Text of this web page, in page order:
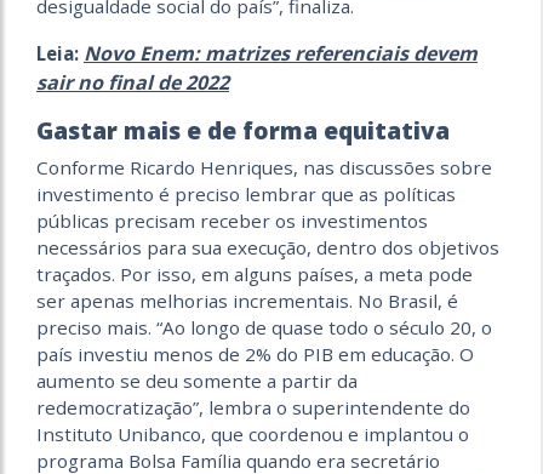
desigualdade social do país”, finaliza.
Leia: Novo Enem: matrizes referenciais devem
sair no final de 2022
Gastar mais e de forma equitativa
Conforme Ricardo Henriques, nas discussões sobre
investimento é preciso lembrar que as políticas
públicas precisam receber os investimentos
necessários para sua execução, dentro dos objetivos
traçados. Por isso, em alguns países, a meta pode
ser apenas melhorias incrementais. No Brasil, é
preciso mais. “Ao longo de quase todo o século 20, o
país investiu menos de 2% do PIB em educação. O
aumento se deu somente a partir da
redemocratização”, lembra o superintendente do
Instituto Unibanco, que coordenou e implantou o
programa Bolsa Família quando era secretário